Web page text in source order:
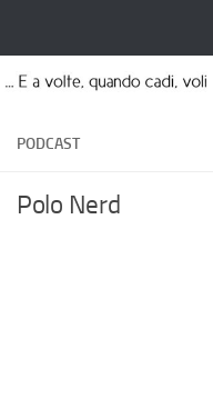
PODCAST
Polo Nerd